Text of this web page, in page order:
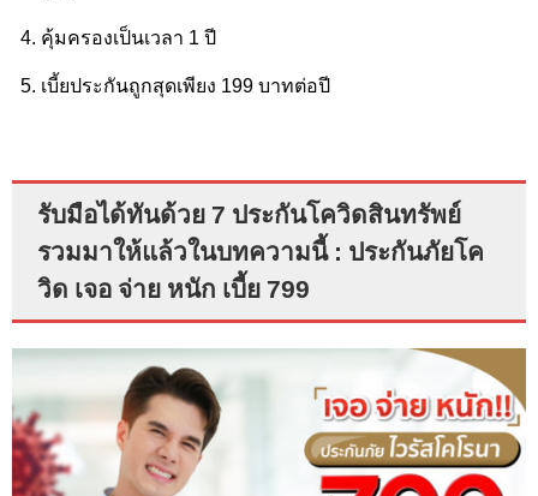
คุ้มครองเป็นเวลา 1 ปี
เบี้ยประกันถูกสุดเพียง 199 บาทต่อปี
รับมือได้ทันด้วย 7 ประกันโควิดสินทรัพย์
รวมมาให้แล้วในบทความนี้ : ประกันภัยโค
วิด เจอ จ่าย หนัก เบี้ย 799